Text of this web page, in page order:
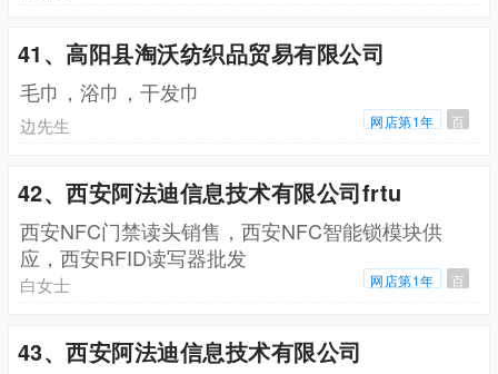
41、高阳县淘沃纺织品贸易有限公司
毛巾，浴巾，干发巾
边先生 网店第1年 百
42、西安阿法迪信息技术有限公司frtu
西安NFC门禁读头销售，西安NFC智能锁模块供
应，西安RFID读写器批发
白女士 网店第1年 百
43、西安阿法迪信息技术有限公司